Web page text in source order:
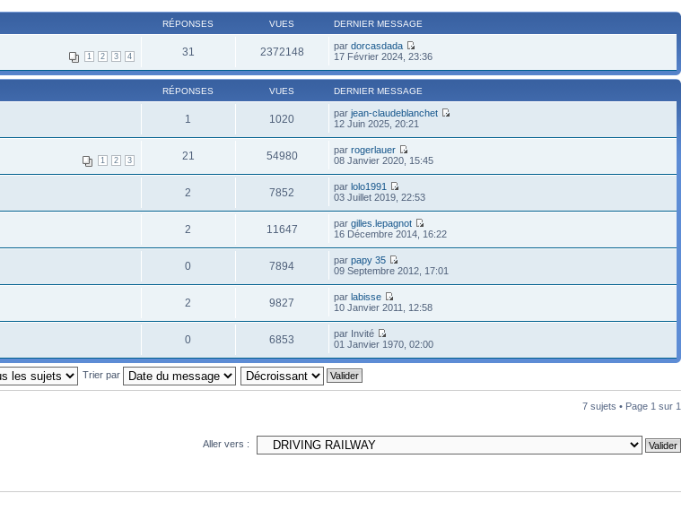
RÉPONSES VUES DERNIER MESSAGE
1 2 3 4 31 2372148 pardorcasdada
17 Février 2024, 23:36
RÉPONSES VUES DERNIER MESSAGE
1 1020 parjean-claudeblanchet
12 Juin 2025, 20:21
1 2 3 21 54980 parrogerlauer
08 Janvier 2020, 15:45
2 7852 parlolo1991
03 Juillet 2019, 22:53
2 11647 pargilles.lepagnot
16 Décembre 2014, 16:22
0 7894 parpapy 35
09 Septembre 2012, 17:01
2 9827 parlabisse
10 Janvier 2011, 12:58
0 6853
par Invité
01 Janvier 1970, 02:00
Trier par
7 sujets • Page 1 sur 1
Aller vers :